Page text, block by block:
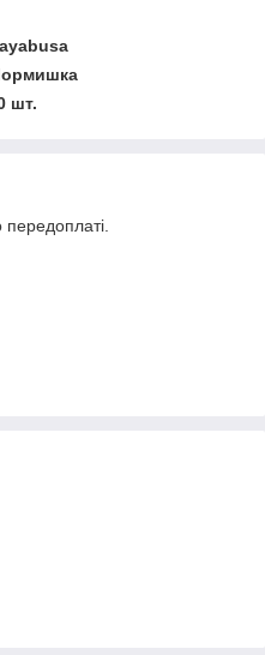
шт.
передоплаті.